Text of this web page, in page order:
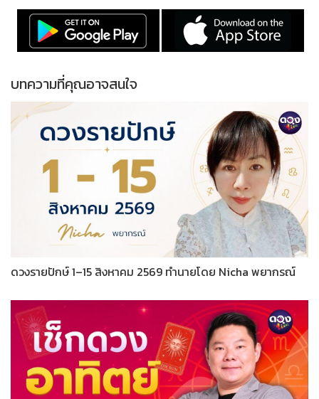
บทความที่คุณอาจสนใจ
ดวงรายปักษ์ 1–15 สิงหาคม 2569 ทำนายโดย Nicha พยากรณ์